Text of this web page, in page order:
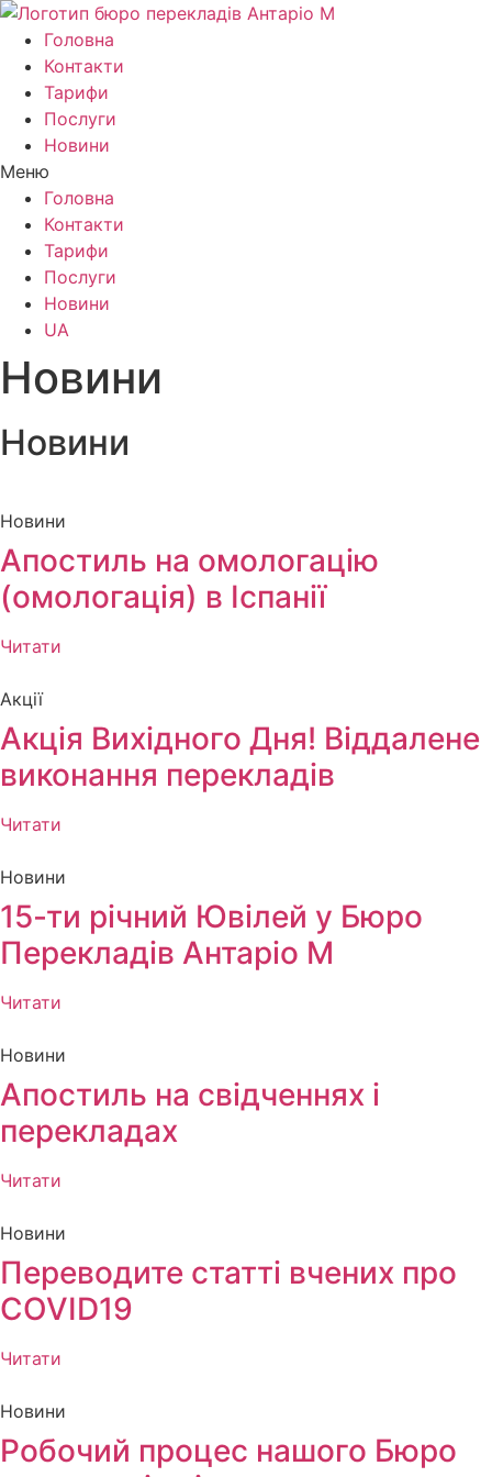
Головна
Контакти
Тарифи
Послуги
Новини
Меню
Головна
Контакти
Тарифи
Послуги
Новини
UA
Новини
Новини
Новини
Апостиль на омологацію
(омологація) в Іспанії
Читати
Акції
Акція Вихідного Дня! Віддалене
виконання перекладів
Читати
Новини
15-ти річний Ювілей у Бюро
Перекладів Антаріо М
Читати
Новини
Апостиль на свідченнях і
перекладах
Читати
Новини
Переводите статті вчених про
COVID19
Читати
Новини
Робочий процес нашого Бюро